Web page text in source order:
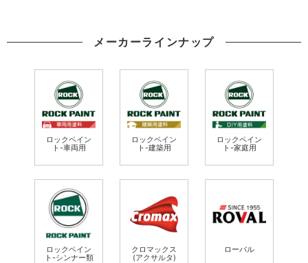
メーカーラインナップ
ロックペイン
ト-車両用
ロックペイン
ト-建築用
ロックペイン
ト-家庭用
ロックペイン
ト-シンナー類
クロマックス
(アクサルタ)
ローバル